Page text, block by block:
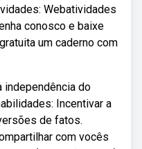
Webatividades
conosco e baixe
um caderno com
independência do
Incentivar a
de fatos.
com vocês